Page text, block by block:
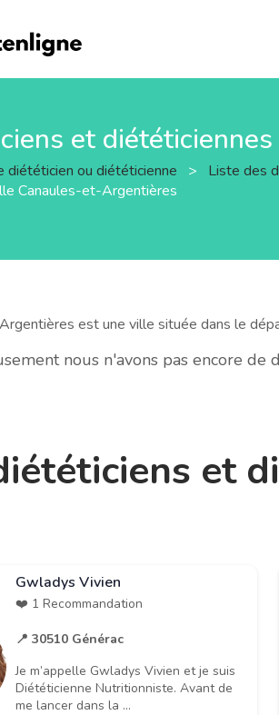
et
diététicien ou diététicienne > Liste des
Canaules-et-Argentières
est une ville située dans le
nous n'avons pas encore de
et
Gwladys Vivien
❤️ 1 Recommandation
📍 30510 Générac
Je m’appelle Gwladys Vivien et je suis
Diététicienne Nutritionniste. Avant de
me lancer dans la ...